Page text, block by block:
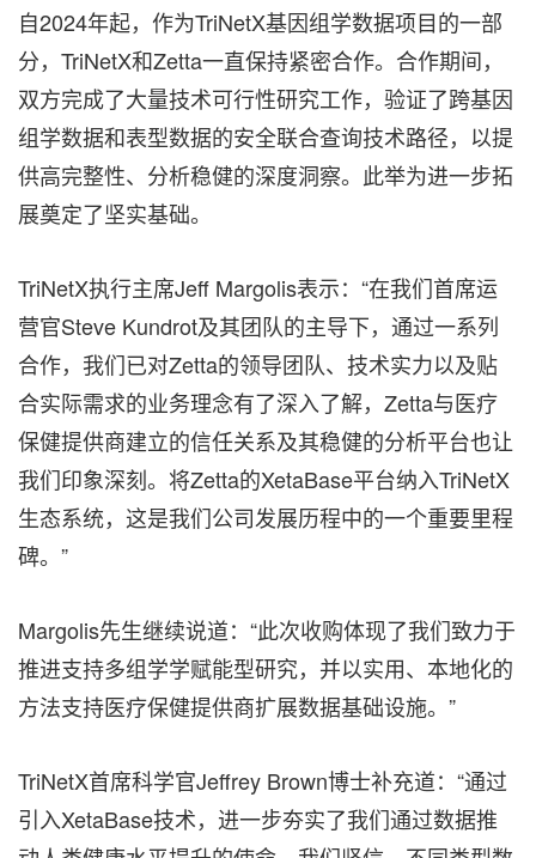
自2024年起，作为TriNetX基因组学数据项目的一部
分，TriNetX和Zetta一直保持紧密合作。合作期间，
双方完成了大量技术可行性研究工作，验证了跨基因
组学数据和表型数据的安全联合查询技术路径，以提
供高完整性、分析稳健的深度洞察。此举为进一步拓
展奠定了坚实基础。
TriNetX执行主席Jeff Margolis表示：“在我们首席运
营官Steve Kundrot及其团队的主导下，通过一系列
合作，我们已对Zetta的领导团队、技术实力以及贴
合实际需求的业务理念有了深入了解，Zetta与医疗
保健提供商建立的信任关系及其稳健的分析平台也让
我们印象深刻。将Zetta的XetaBase平台纳入TriNetX
生态系统，这是我们公司发展历程中的一个重要里程
碑。”
Margolis先生继续说道：“此次收购体现了我们致力于
推进支持多组学学赋能型研究，并以实用、本地化的
方法支持医疗保健提供商扩展数据基础设施。”
TriNetX首席科学官Jeffrey Brown博士补充道：“通过
引入XetaBase技术，进一步夯实了我们通过数据推